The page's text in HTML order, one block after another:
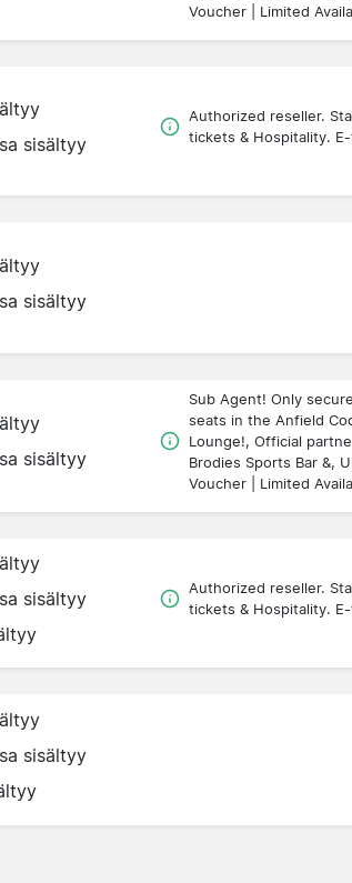
Voucher | Limited
sisältyy
Authorized reseller.
tickets & Hospitality.
sisältyy
sisältyy
Sub Agent! Only
seats in the Anfield
Lounge!, Official
Brodies Sports Bar &,
Voucher | Limited
sisältyy
Authorized reseller.
tickets & Hospitality.
sisältyy